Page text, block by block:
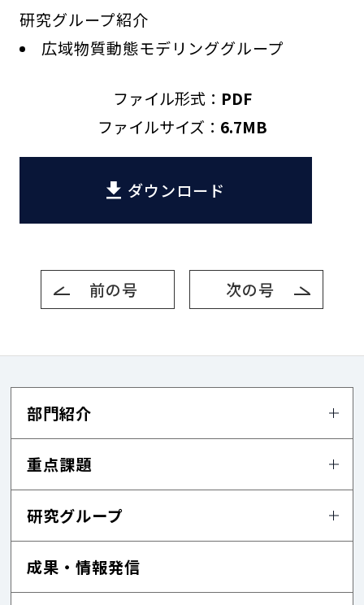
研究グループ紹介
広域物質動態モデリンググループ
ファイル形式
PDF
ファイルサイズ
6.7MB
ダウンロード
前の号 次の号
部門紹介
重点課題
研究グループ
成果・情報発信